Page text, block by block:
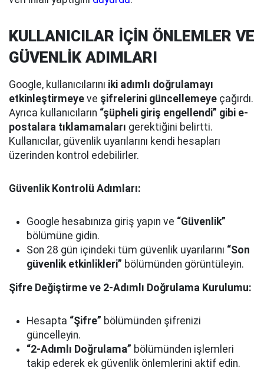
KULLANICILAR İÇİN ÖNLEMLER VE
GÜVENLİK ADIMLARI
Google, kullanıcılarını iki adımlı doğrulamayı
etkinleştirmeye ve şifrelerini güncellemeye çağırdı.
Ayrıca kullanıcıların “şüpheli giriş engellendi” gibi e-
postalara tıklamamaları gerektiğini belirtti.
Kullanıcılar, güvenlik uyarılarını kendi hesapları
üzerinden kontrol edebilirler.
Güvenlik Kontrolü Adımları:
Google hesabınıza giriş yapın ve “Güvenlik”
bölümüne gidin.
Son 28 gün içindeki tüm güvenlik uyarılarını “Son
güvenlik etkinlikleri” bölümünden görüntüleyin.
Şifre Değiştirme ve 2-Adımlı Doğrulama Kurulumu:
Hesapta “Şifre” bölümünden şifrenizi
güncelleyin.
“2-Adımlı Doğrulama” bölümünden işlemleri
takip ederek ek güvenlik önlemlerini aktif edin.